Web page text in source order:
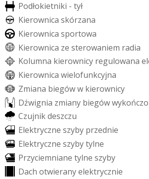
Podłokietniki - tył
Kierownica skórzana
Kierownica sportowa
Kierownica ze sterowaniem radia
Kolumna kierownicy regulowana el
Kierownica wielofunkcyjna
Zmiana biegóww kierownicy
Dźwignia zmiany biegówwykończo
Czujnikdeszczu
Elektryczne szyby przednie
Elektryczne szybytylne
Przyciemniane tylne szyby
Dach otwieranyelektrycznie